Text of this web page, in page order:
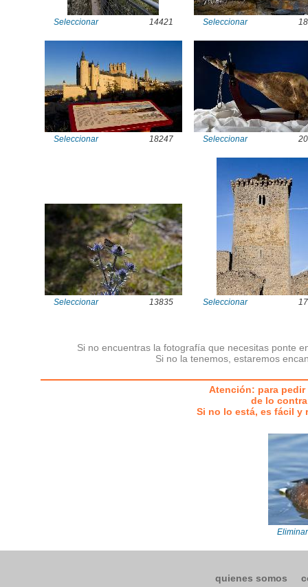
Seleccionar 14421 Seleccionar
Seleccionar 18247 Seleccionar
Seleccionar 13835 Seleccionar
Si no encuentras la fotografía que necesitas ponte
Si no la tenemos, estaremos
Atención: para
de lo
Si no lo está, es fácil y
Eliminar
quienes somos